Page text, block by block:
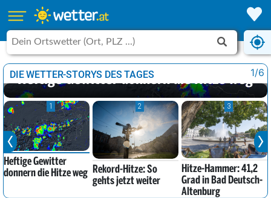
DIE WETTER-STORYS DES TAGES
UNWETTER IM ANMARSCH
Heftige Gewitter donnern die Hitze weg
1
Heftige Gewitter
donnern die Hitze weg
2
Rekord-Hitze: So
gehts jetzt weiter
3
Hitze-Hammer: 41,2
Grad in Bad Deutsch-
Altenburg
1/6